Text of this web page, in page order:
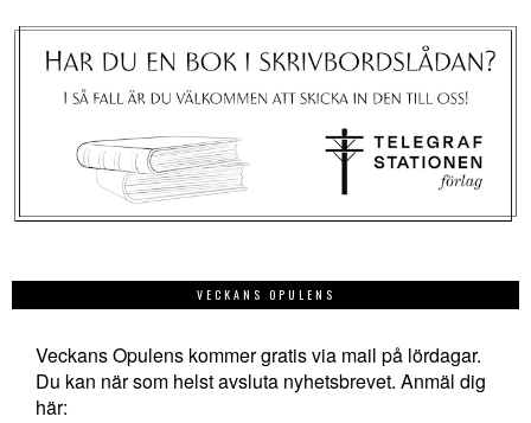
VECKANS OPULENS
Veckans Opulens kommer gratis via mail på lördagar.
Du kan när som helst avsluta nyhetsbrevet. Anmäl dig
här: